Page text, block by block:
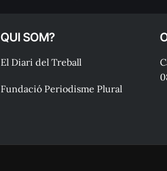
QUI SOM?
El Diari del Treball
Fundació Periodisme Plural